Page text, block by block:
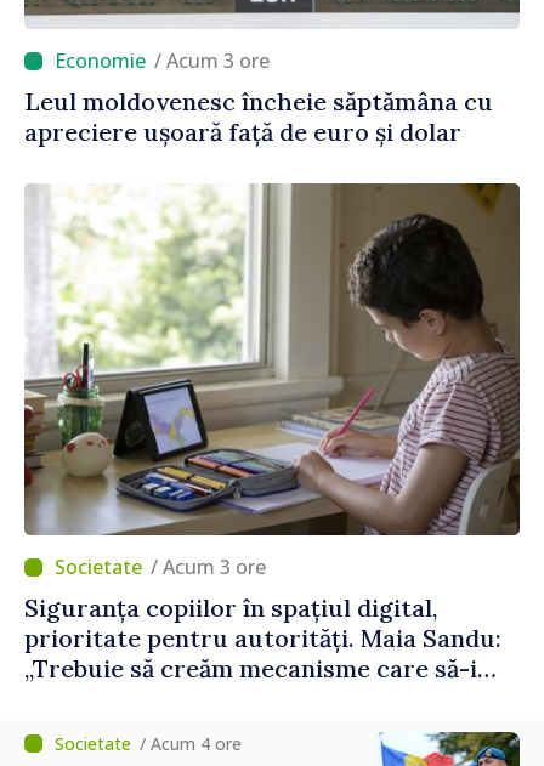
/ Acum 3 ore
Leul moldovenesc încheie săptămâna cu
apreciere ușoară față de euro și dolar
/ Acum 3 ore
Siguranța copiilor în spațiul digital,
prioritate pentru autorități. Maia Sandu:
„Trebuie să creăm mecanisme care să-i
/ Acum 4 ore